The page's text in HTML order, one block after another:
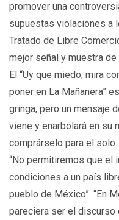
promover una
supuestas violaciones a
Tratado de Libre
mejor señal y muestra
El “Uy que miedo, mira
poner en La Mañanera”
gringa, pero un mensaje
viene y enarbolará en su
comprárselo para el solo.
“No permitiremos que el
condiciones a un país
pueblo de México”. “En
pareciera ser el discurso